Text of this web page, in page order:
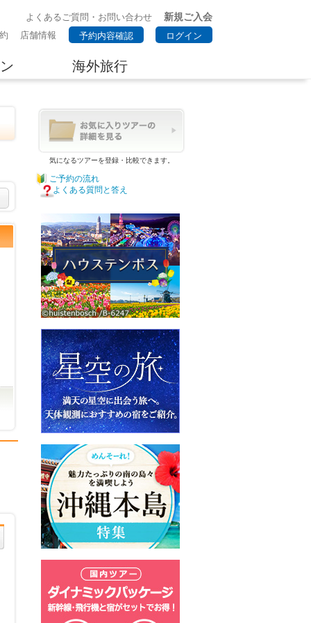
よくあるご質問・お問い合わせ 新規ご入会
店舗情報 予約内容確認 ログイン
海外旅行
気になるツアーを登録・比較できます。
ご予約の流れ
よくある質問と答え